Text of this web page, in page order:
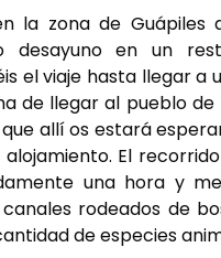
la zona de Guápiles
desayuno en un
el viaje hasta llegar a
de llegar al pueblo de
allí os estará
alojamiento. El
una hora y
rodeados de
de especies